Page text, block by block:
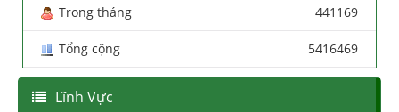
Trong tháng 441169
Tổng cộng 5416469
Lĩnh Vực